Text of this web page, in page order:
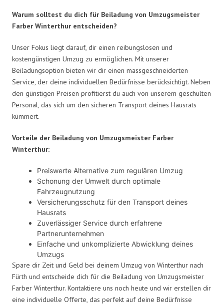
Warum solltest du dich für Beiladung von Umzugsmeister
Farber Winterthur entscheiden?
Unser Fokus liegt darauf, dir einen reibungslosen und
kostengünstigen Umzug zu ermöglichen. Mit unserer
Beiladungsoption bieten wir dir einen massgeschneiderten
Service, der deine individuellen Bedürfnisse berücksichtigt. Neben
den günstigen Preisen profitierst du auch von unserem geschulten
Personal, das sich um den sicheren Transport deines Hausrats
kümmert.
Vorteile der Beiladung von Umzugsmeister Farber
Winterthur:
Preiswerte Alternative zum regulären Umzug
Schonung der Umwelt durch optimale
Fahrzeugnutzung
Versicherungsschutz für den Transport deines
Hausrats
Zuverlässiger Service durch erfahrene
Partnerunternehmen
Einfache und unkomplizierte Abwicklung deines
Umzugs
Spare dir Zeit und Geld bei deinem Umzug von Winterthur nach
Fürth und entscheide dich für die Beiladung von Umzugsmeister
Farber Winterthur. Kontaktiere uns noch heute und wir erstellen dir
eine individuelle Offerte, das perfekt auf deine Bedürfnisse